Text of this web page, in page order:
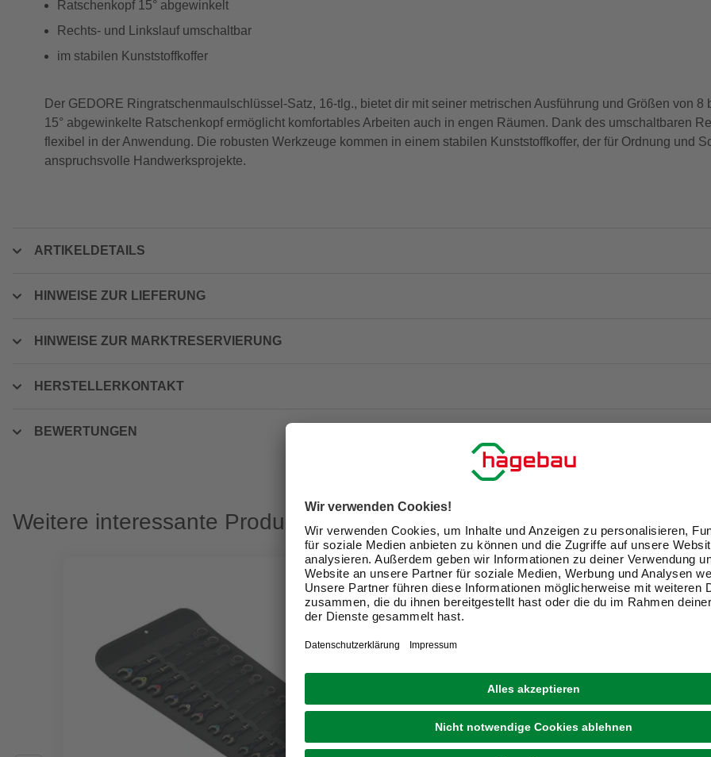
Ratschenkopf 15° abgewinkelt
Rechts- und Linkslauf umschaltbar
im stabilen Kunststoffkoffer
Der GEDORE Ringratschenmaulschlüssel-Satz, 16-tlg., bietet dir mit seiner metrischen Ausführung und Größen von 8
15° abgewinkelte Ratschenkopf ermöglicht komfortables Arbeiten auch in engen Räumen. Dank des umschaltbaren
flexibel in der Anwendung. Die robusten Werkzeuge kommen in einem stabilen Kunststoffkoffer, der für Ordnung und
anspruchsvolle Handwerksprojekte.
ARTIKELDETAILS
HINWEISE ZUR LIEFERUNG
HINWEISE ZUR MARKTRESERVIERUNG
HERSTELLERKONTAKT
BEWERTUNGEN
Weitere interessante Produkte